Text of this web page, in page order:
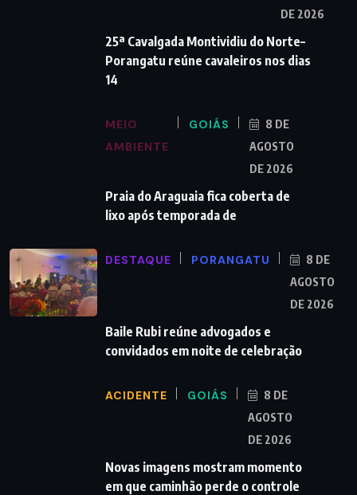
DE 2026
25ª Cavalgada Montividiu do Norte–
Porangatu reúne cavaleiros nos dias
14
MEIO
AMBIENTE
GOIÁS
8 DE
AGOSTO
DE 2026
Praia do Araguaia fica coberta de
lixo após temporada de
DESTAQUE PORANGATU
8 DE
AGOSTO
DE 2026
Baile Rubi reúne advogados e
convidados em noite de celebração
ACIDENTE GOIÁS
8 DE
AGOSTO
DE 2026
Novas imagens mostram momento
em que caminhão perde o controle